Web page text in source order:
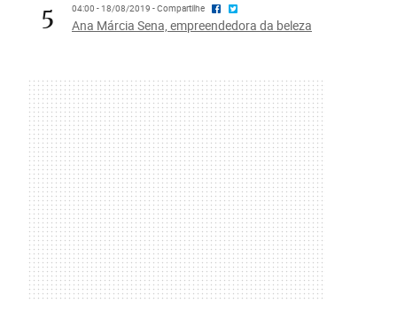
5 04:00 - 18/08/2019 - Compartilhe
Ana Márcia Sena, empreendedora da beleza